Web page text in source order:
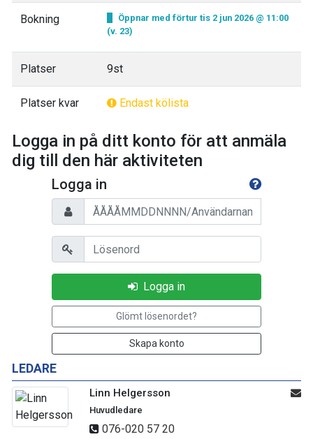
LEDARE
Linn Helgersson
Huvudledare
076-020 57 20
Bokning
Öppnar med förtur tis 2 jun 2026 @ 11:00
(v. 23)
Platser 9st
Platser kvar Endast kölista
Logga in på ditt konto för att anmäla
dig till den här aktiviteten
Logga in
Personnummer/Användarnamn
Lösenord
Logga in
Glömt lösenordet?
Skapa konto